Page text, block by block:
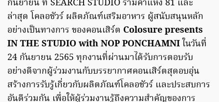
กันยายน ที่ SEARCH STUDIO รามคำแหง 81 และ
ล่าสุด โคลอชัวร์ ผลิตภัณฑ์เสริมอาหาร ผู้สนับสนุนหลัก
อย่างเป็นทางการ ของคอนเสิร์ต Colosure presents
IN THE STUDIO with NOP PONCHAMNIในวันที่
24 กันยายน 2565 ทุกงานที่ผ่านมาได้รับการตอบรับ
อย่างดีจากผู้ร่วมงานกับบรรยากาศคอนเสิร์ตสุดอบอุ่น
สร้างการรับรู้เกี่ยวกับผลิตภัณฑ์โคลอชัวร์ และประสบการ
อันดีร่วมกัน เพื่อให้ผู้ร่วมงานรู้ถึงความสำคัญของการ